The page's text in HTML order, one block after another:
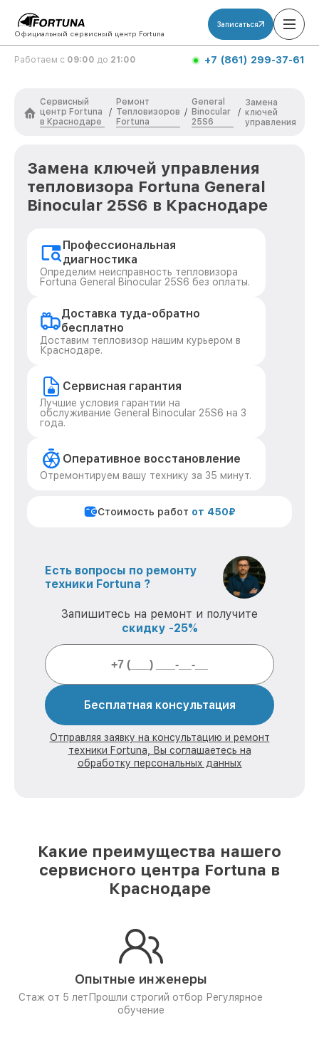
Официальный сервисный центр Fortuna
Записаться
Работаем с 09:00 до 21:00 +7 (861) 299-37-61
Сервисный
центр Fortuna
в Краснодаре
/
Ремонт
Тепловизоров
Fortuna
/
General
Binocular
25S6
/
Замена
ключей
управления
Замена ключей управления
тепловизора Fortuna General
Binocular 25S6 в Краснодаре
Профессиональная
диагностика
Определим неисправность тепловизора
Fortuna General Binocular 25S6 без оплаты.
Доставка туда-обратно
бесплатно
Доставим тепловизор нашим курьером в
Краснодаре.
Сервисная гарантия
Лучшие условия гарантии на
обслуживание General Binocular 25S6 на 3
года.
Оперативное восстановление
Отремонтируем вашу технику за 35 минут.
Стоимость работ от 450₽
Есть вопросы по ремонту
техники Fortuna ?
Запишитесь на ремонт и получите
скидку -25%
Бесплатная консультация
Отправляя заявку на консультацию и ремонт
техники Fortuna, Вы соглашаетесь на
обработку персональных данных
Какие преимущества нашего
сервисного центра Fortuna в
Краснодаре
Опытные инженеры
Стаж от 5 лет Прошли строгий отбор Регулярное
обучение